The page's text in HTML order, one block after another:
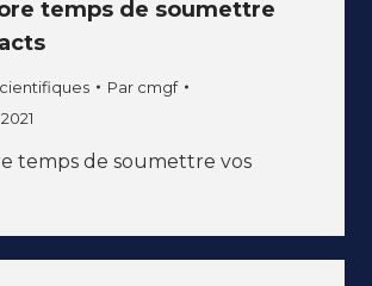
temps de soumettre
Par cmgf
temps de soumettre vos